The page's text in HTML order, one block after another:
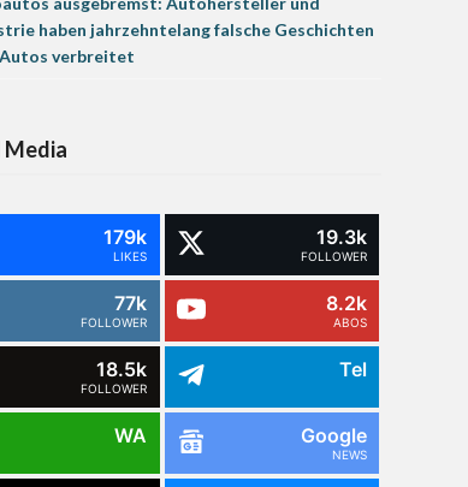
haben jahrzehntelang falsche Geschichten
verbreitet
Media
179k
LIKES
19.3k
FOLLOWER
77k
FOLLOWER
8.2k
ABOS
18.5k
FOLLOWER
Tel
WA Google
NEWS